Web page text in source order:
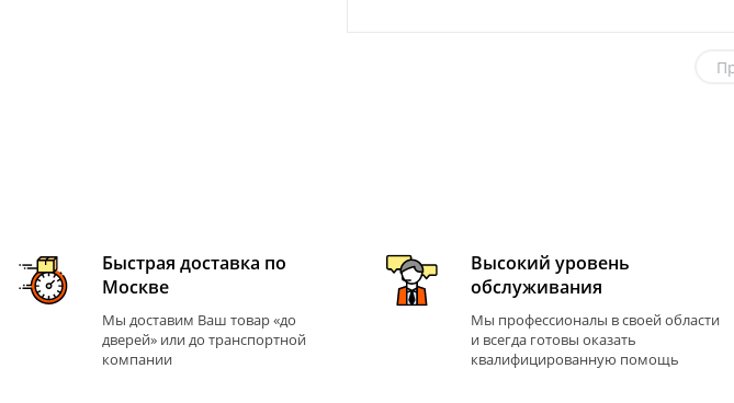
Быстрая доставка по
Москве
Мы доставим Ваш товар «до
дверей» или до транспортной
компании
Высокий уровень
обслуживания
Мы профессионалы в своей области
и всегда готовы оказать
квалифицированную помощь